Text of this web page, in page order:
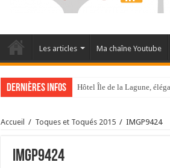
Les articles Ma chaîne Youtube
Dernières infos Hôtel Île de la Lagune,
La Villa Duflot, pépite
Accueil / Toques et Toqués 2015 / IMGP9424
IMGP9424